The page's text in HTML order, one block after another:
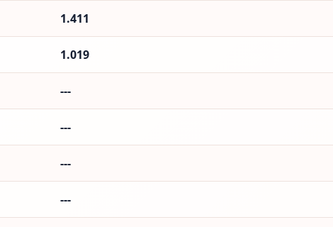
1.411
1.019
---
---
---
---